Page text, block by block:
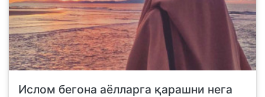
Ислом бегона аёлларга қарашни нега